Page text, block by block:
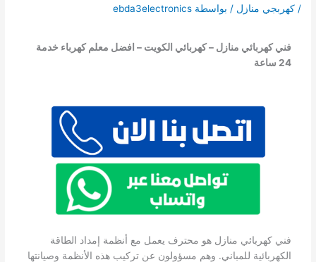
/كهربجي منازل / بواسطة ebda3electronics
فني كهربائي منازل – كهربائي الكويت – افضل معلم كهرباء خدمة
24 ساعة
فني كهربائي منازل هو محترف يعمل مع أنظمة إمداد الطاقة
الكهربائية للمباني. وهم مسؤولون عن تركيب هذه الأنظمة وصيانتها